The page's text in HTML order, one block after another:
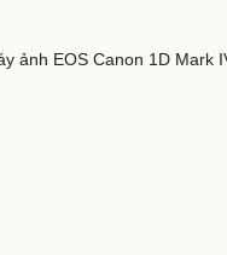
ảnh EOS Canon 1D Mark